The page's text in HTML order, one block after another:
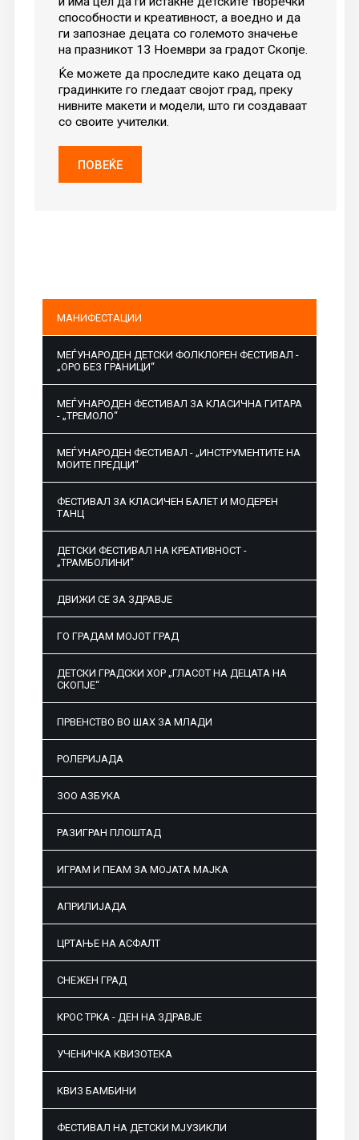
способности и креативност, а воедно и да
ги запознае децата со големото значење
на празникот 13 Ноември за градот Скопје.
Ќе можете да проследите како децата од
градинките го гледаат својот град, преку
нивните макети и модели, што ги создаваат
со своите учителки.
ПОВЕЌЕ
МАНИФЕСТАЦИИ
МЕЃУНАРОДЕН ДЕТСКИ ФОЛКЛОРЕН ФЕСТИВАЛ -
„ОРО БЕЗ ГРАНИЦИ“
МЕЃУНАРОДЕН ФЕСТИВАЛ ЗА КЛАСИЧНА ГИТАРА
- „ТРЕМОЛО“
МЕЃУНАРОДЕН ФЕСТИВАЛ - „ИНСТРУМЕНТИТЕ НА
МОИТЕ ПРЕДЦИ“
ФЕСТИВАЛ ЗА КЛАСИЧЕН БАЛЕТ И МОДЕРЕН
ТАНЦ
ДЕТСКИ ФЕСТИВАЛ НА КРЕАТИВНОСТ -
„ТРАМБОЛИНИ“
ДВИЖИ СЕ ЗА ЗДРАВЈЕ
ГО ГРАДАМ МОЈОТ ГРАД
ДЕТСКИ ГРАДСКИ ХОР „ГЛАСОТ НА ДЕЦАТА НА
СКОПЈЕ“
ПРВЕНСТВО ВО ШАХ ЗА МЛАДИ
РОЛЕРИЈАДА
ЗОО АЗБУКА
РАЗИГРАН ПЛОШТАД
ИГРАМ И ПЕАМ ЗА МОЈАТА МАЈКА
АПРИЛИЈАДА
ЦРТАЊЕ НА АСФАЛТ
СНЕЖЕН ГРАД
КРОС ТРКА - ДЕН НА ЗДРАВЈЕ
УЧЕНИЧКА КВИЗОТЕКА
КВИЗ БАМБИНИ
ФЕСТИВАЛ НА ДЕТСКИ МЈУЗИКЛИ